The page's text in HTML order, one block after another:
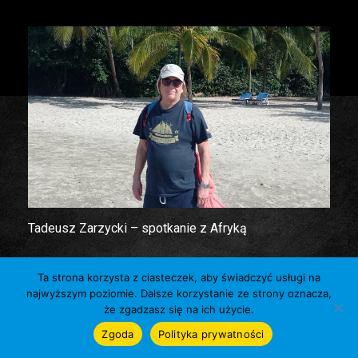
Tadeusz Zarzycki – spotkanie z Afryką
Ta strona korzysta z ciasteczek, aby świadczyć usługi na
najwyższym poziomie. Dalsze korzystanie ze strony oznacza,
że zgadzasz się na ich użycie.
Zgoda
Polityka prywatności